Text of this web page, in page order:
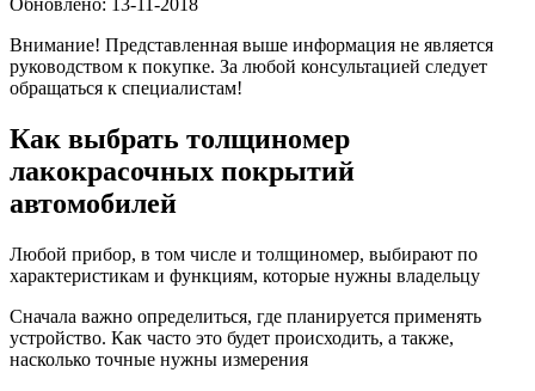
Обновлено: 13-11-2018
Внимание! Представленная выше информация не является
руководством к покупке. За любой консультацией следует
обращаться к специалистам!
Как выбрать толщиномер
лакокрасочных покрытий
автомобилей
Любой прибор, в том числе и толщиномер, выбирают по
характеристикам и функциям, которые нужны владельцу
Сначала важно определиться, где планируется применять
устройство. Как часто это будет происходить, а также,
насколько точные нужны измерения